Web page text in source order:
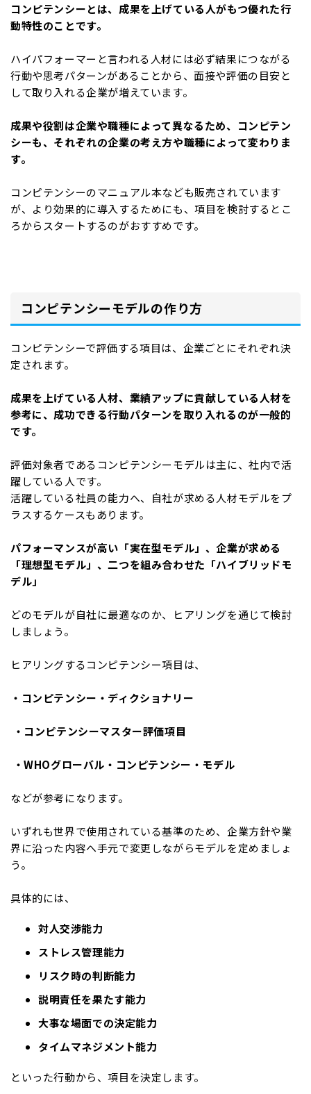
コンピテンシーとは、成果を上げている人がもつ優れた行
動特性のことです。
ハイパフォーマーと言われる人材には必ず結果につながる
行動や思考パターンがあることから、面接や評価の目安と
して取り入れる企業が増えています。
成果や役割は企業や職種によって異なるため、コンピテン
シーも、それぞれの企業の考え方や職種によって変わりま
す。
コンピテンシーのマニュアル本なども販売されています
が、より効果的に導入するためにも、項目を検討するとこ
ろからスタートするのがおすすめです。
コンピテンシーモデルの作り方
コンピテンシーで評価する項目は、企業ごとにそれぞれ決
定されます。
成果を上げている人材、業績アップに貢献している人材を
参考に、成功できる行動パターンを取り入れるのが一般的
です。
評価対象者であるコンピテンシーモデルは主に、社内で活
躍している人です。
活躍している社員の能力へ、自社が求める人材モデルをプ
ラスするケースもあります。
パフォーマンスが高い「実在型モデル」、企業が求める
「理想型モデル」、二つを組み合わせた「ハイブリッドモ
デル」
どのモデルが自社に最適なのか、ヒアリングを通じて検討
しましょう。
ヒアリングするコンピテンシー項目は、
・コンピテンシー・ディクショナリー
・コンピテンシーマスター評価項目
・WHOグローバル・コンピテンシー・モデル
などが参考になります。
いずれも世界で使用されている基準のため、企業方針や業
界に沿った内容へ手元で変更しながらモデルを定めましょ
う。
具体的には、
対人交渉能力
ストレス管理能力
リスク時の判断能力
説明責任を果たす能力
大事な場面での決定能力
タイムマネジメント能力
といった行動から、項目を決定します。